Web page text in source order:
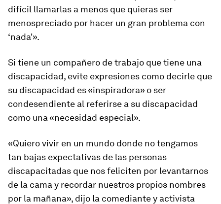
difícil llamarlas a menos que quieras ser
menospreciado por hacer un gran problema con
‘nada'».
Si tiene un compañero de trabajo que tiene una
discapacidad, evite expresiones como decirle que
su discapacidad es «inspiradora» o ser
condesendiente al referirse a su discapacidad
como una «necesidad especial».
«Quiero vivir en un mundo donde no tengamos
tan bajas expectativas de las personas
discapacitadas que nos feliciten por levantarnos
de la cama y recordar nuestros propios nombres
por la mañana», dijo la comediante y activista